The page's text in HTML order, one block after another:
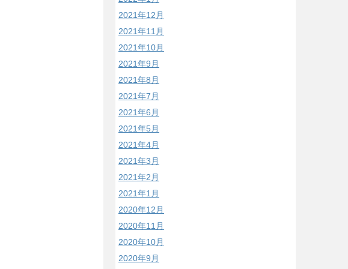
2021年12月
2021年11月
2021年10月
2021年9月
2021年8月
2021年7月
2021年6月
2021年5月
2021年4月
2021年3月
2021年2月
2021年1月
2020年12月
2020年11月
2020年10月
2020年9月